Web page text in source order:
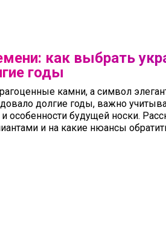
как выбрать
годы
камни, а символ
долгие годы, важно
и особенности будущей носки.
и на какие нюансы